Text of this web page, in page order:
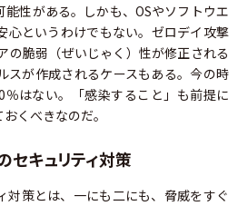
能性がある。しかも、OSやソフトウエ
心というわけでもない。ゼロデイ攻撃
の脆弱（ぜいじゃく）性が修正される
スが作成されるケースもある。今の時
はない。「感染すること」も前提に
くべきなのだ。
セキュリティ対策
策とは、一にも二にも、脅威をすぐ